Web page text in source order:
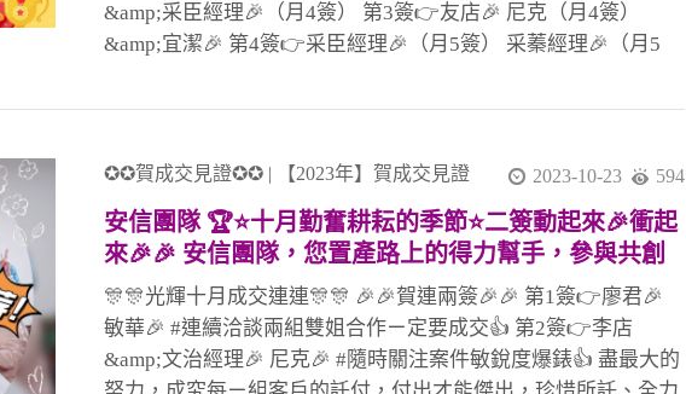
&amp;采臣經理🎉（月4簽） 第3簽👉友店🎉 尼克（月4簽）
&amp;宜潔🎉 第4簽👉采臣經理🎉（月5簽） 采蓁經理🎉（月5
戶的託付，付出才能傑出，珍惜所託、全力以赴！go go go #團
冠軍團隊 #111年業績人效第ㄧ #111年平均人效400萬 #感謝教部
伴都能協助幫忙!! #土城最強住商大家八店百多人聯賣團隊!! 歡
迎加入安信團隊
✪✪賀成交見證✪✪ | 【2023年】賀成交見證 2023-10-23 594
安信團隊 🏆⭐十月勤奮耕耘的季節⭐二簽動起來🎉衝起
來🎉🎉 安信團隊，您置產路上的得力幫手，參與共創
美好家園
🎊🎊光輝十月成交連連🎊🎊 🎉🎉賀連兩簽🎉🎉 第1簽👉廖君🎉
敏華🎉 #連續洽談兩組雙姐合作ㄧ定要成交👍 第2簽👉李店
&amp;文治經理🎉 尼克🎉 #隨時關注案件敏銳度爆錶👍 盡最大的